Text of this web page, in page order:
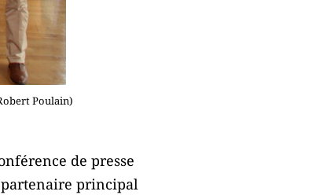
Poulain)
de presse
partenaire principal